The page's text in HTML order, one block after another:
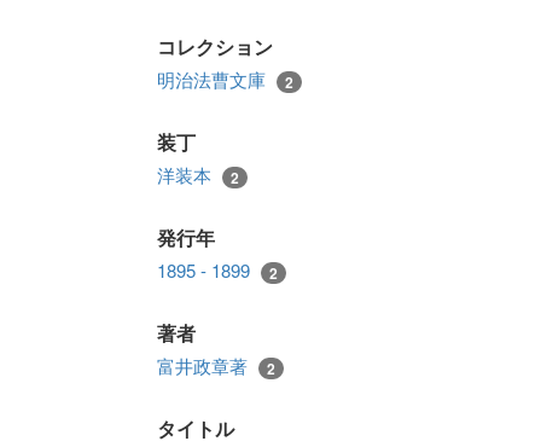
コレクション
明治法曹文庫 2
装丁
洋装本 2
発行年
1895 - 1899 2
著者
富井政章著 2
タイトル